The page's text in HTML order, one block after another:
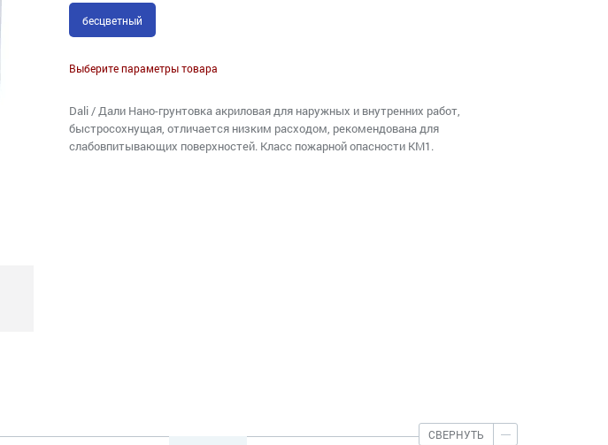
бесцветный
Выберите параметры товара
Dali / Дали Нано-грунтовка акриловая для наружных и внутренних работ,
быстросохнущая, отличается низким расходом, рекомендована для
слабовпитывающих поверхностей. Класс пожарной опасности КМ1.
СВЕРНУТЬ